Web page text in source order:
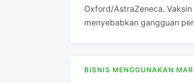
Oxford/AstraZeneca.
menyebabkan gangguan
BISNIS MENGGUNAKAN